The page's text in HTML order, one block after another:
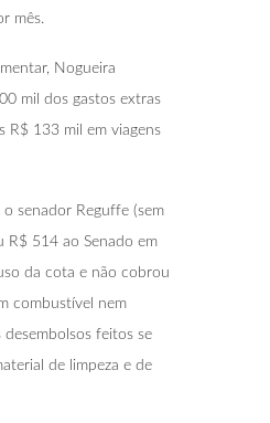
mês.
Nogueira
mil dos gastos extras
R$ 133 mil em viagens
senador Reguffe (sem
R$ 514 ao Senado em
da cota e não cobrou
combustível nem
desembolsos feitos se
de limpeza e de